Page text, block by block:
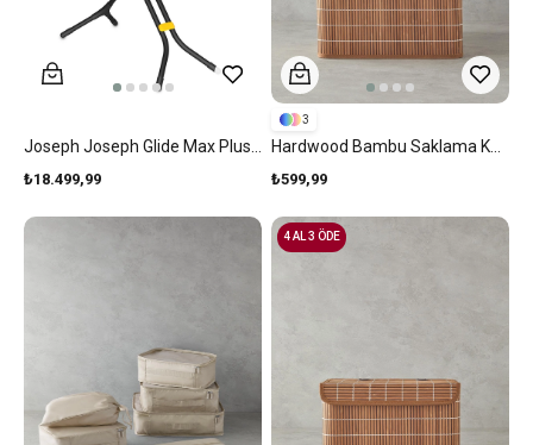
₺18.499,99 ₺599,99
3
4 AL 3 ÖDE